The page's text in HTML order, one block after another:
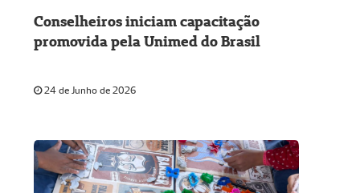
Conselheiros iniciam capacitação
promovida pela Unimed do Brasil
24 de Junho de 2026